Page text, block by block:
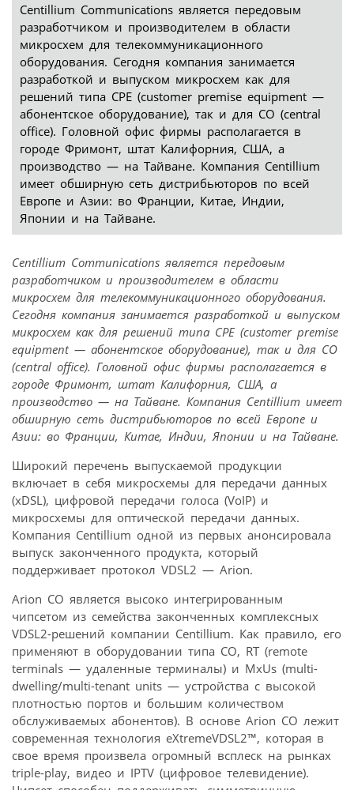
Centillium Communications является передовым
разработчиком и производителем в области
микросхем для телекоммуникационного
оборудования. Cегодня компания занимается
разработкой и выпуском микросхем как для
решений типа CPE (customer premise equipment —
абонентское оборудование), так и для CO (central
office). Головной офис фирмы располагается в
городе Фримонт, штат Калифорния, США, а
производство — на Тайване. Компания Centillium
имеет обширную сеть дистрибьюторов по всей
Европе и Азии: во Франции, Китае, Индии,
Японии и на Тайване.
Centillium Communications является передовым
разработчиком и производителем в области
микросхем для телекоммуникационного оборудования.
Cегодня компания занимается разработкой и выпуском
микросхем как для решений типа CPE (customer premise
equipment — абонентское оборудование), так и для CO
(central office). Головной офис фирмы располагается в
городе Фримонт, штат Калифорния, США, а
производство — на Тайване. Компания Centillium имеет
обширную сеть дистрибьюторов по всей Европе и
Азии: во Франции, Китае, Индии, Японии и на Тайване.
Широкий перечень выпускаемой продукции
включает в себя микросхемы для передачи данных
(xDSL), цифровой передачи голоса (VoIP) и
микросхемы для оптической передачи данных.
Компания Centillium одной из первых анонсировала
выпуск законченного продукта, который
поддерживает протокол VDSL2 — Arion.
Arion CO является высоко интегрированным
чипсетом из семейства законченных комплексных
VDSL2-решений компании Centillium. Как правило, его
применяют в оборудовании типа CO, RT (remote
terminals — удаленные терминалы) и MxUs (multi-
dwelling/multi-tenant units — устройства с высокой
плотностью портов и большим количеством
обслуживаемых абонентов). В основе Arion CO лежит
современная технология eXtremeVDSL2™, которая в
свое время произвела огромный всплеск на рынках
triple-play, видео и IPTV (цифровое телевидение).